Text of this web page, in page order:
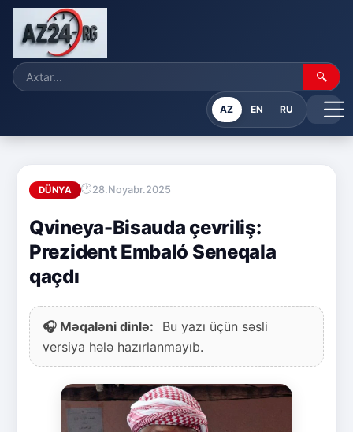
🔍
AZ EN RU
DÜNYA 28.Noyabr.2025
Qvineya-Bisauda çevriliş:
Prezident Embaló Seneqala
qaçdı
🎧 Məqaləni dinlə:
Bu yazı üçün səsli
versiya hələ hazırlanmayıb.